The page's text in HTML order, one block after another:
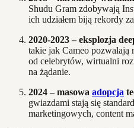
Shudu Gram zdobywają
ich udziałem biją rekordy
2020-2023 – eksplozja
takie jak Cameo pozwalają
od celebrytów, wirtualni
na żądanie.
2024 – masowa adopcja
gwiazdami stają się
marketingowych, content